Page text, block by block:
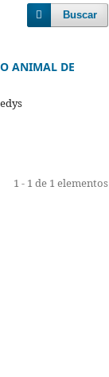
Buscar
ANIMAL DE
1 - 1 de 1 elementos